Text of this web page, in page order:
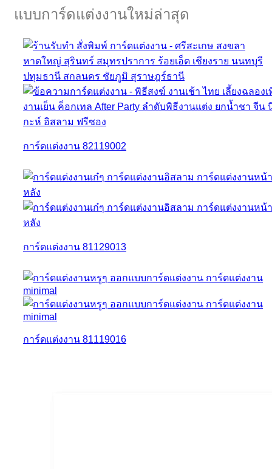
แบบการ์ดแต่งงานใหม่ล่าสุด
การ์ดแต่งงาน 82119002
การ์ดแต่งงาน 81129013
การ์ดแต่งงาน 81119016